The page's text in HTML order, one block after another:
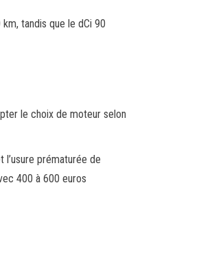
tandis que le dCi 90
le choix de moteur selon
prématurée de
400 à 600 euros